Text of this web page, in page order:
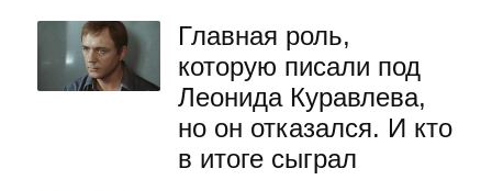
Главная роль,
которую писали под
Леонида Куравлева,
но он отказался. И кто
в итоге сыграл